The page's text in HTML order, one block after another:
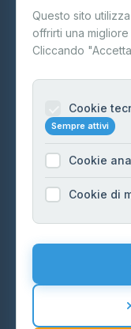
FAQ
Contatti
Informazioni
Cookie Policy
Preferenze Cookie
Mappa del sito
Questo sito
offrirti una
Cliccando
Cookie
Sempre attivi
Cookie
Cookie di